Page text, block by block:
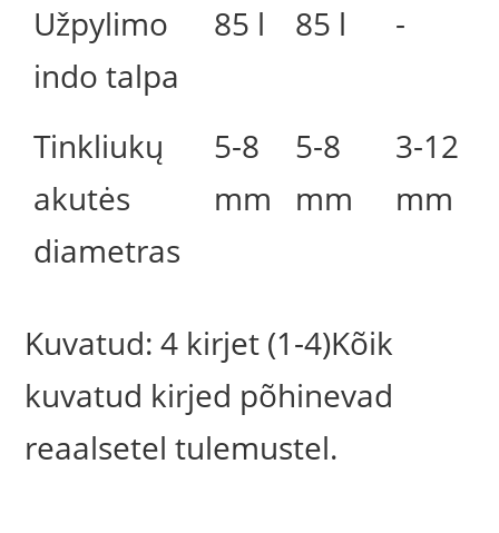
Užpylimo
indo talpa
85 l 85 l -
Tinkliukų
akutės
diametras
5-8
mm
5-8
mm
3-12
mm
Kuvatud: 4 kirjet (1-4)Kõik
kuvatud kirjed põhinevad
reaalsetel tulemustel.